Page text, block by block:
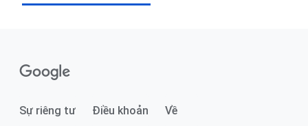
Sự riêng tư Điều khoản Về